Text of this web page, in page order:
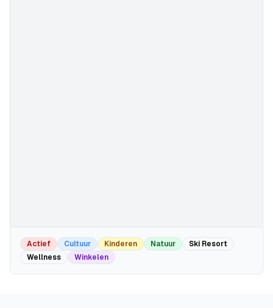
Actief Cultuur Kinderen Natuur
Ski Resort
Wellness
Winkelen